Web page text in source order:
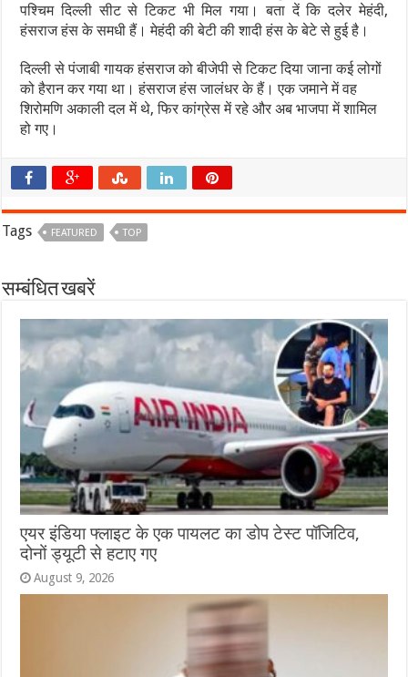
पश्चिम दिल्ली सीट से टिकट भी मिल गया। बता दें कि दलेर मेहंदी,
हंसराज हंस के समधी हैं। मेहंदी की बेटी की शादी हंस के बेटे से हुई है।
दिल्ली से पंजाबी गायक हंसराज को बीजेपी से टिकट दिया जाना कई लोगों
को हैरान कर गया था। हंसराज हंस जालंधर के हैं। एक जमाने में वह
शिरोमणि अकाली दल में थे, फिर कांग्रेस में रहे और अब भाजपा में शामिल
हो गए।
Tags FEATURED TOP
सम्बंधित खबरें
एयर इंडिया फ्लाइट के एक पायलट का डोप टेस्ट पॉजिटिव,
दोनों ड्यूटी से हटाए गए
August 9, 2026